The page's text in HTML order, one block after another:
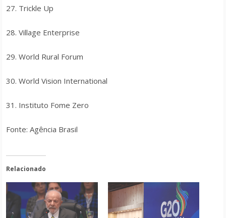
27. Trickle Up
28. Village Enterprise
29. World Rural Forum
30. World Vision International
31. Instituto Fome Zero
Fonte: Agência Brasil
Relacionado